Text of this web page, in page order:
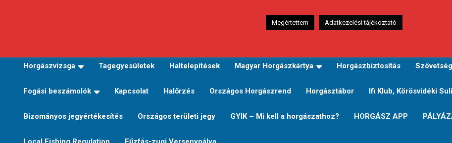
Horgászvizsga Tagegyesületek Haltelepítések Magyar Horgászkártya Horgászbiztosítás
Fogási beszámolók Kapcsolat Halőrzés Országos Horgászrend Horgásztábor Ifi Klub, Körösvidéki
Bizományos jegyértékesítés Országos területi jegy GYIK – Mi kell a horgászathoz? HORGÁSZ APP
Megértettem Adatkezelési tájékoztató